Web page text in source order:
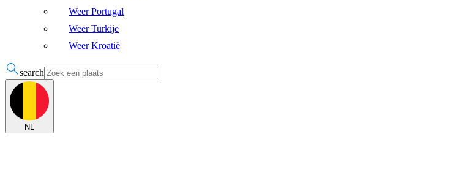
Weer Portugal
Weer Turkije
Weer Kroatië
search
NL